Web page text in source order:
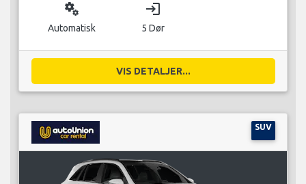
miscellaneous_services
Automatisk
login
5 Dør
VIS DETALJER...
SUV